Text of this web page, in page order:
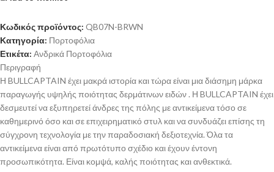
Κωδικός προϊόντος: QB07N-BRWN
Κατηγορία: Πορτοφόλια
Ετικέτα: Ανδρικά Πορτοφόλια
Περιγραφή
Η BULLCAPTAIN έχει μακρά ιστορία και τώρα είναι μια διάσημη μάρκα
παραγωγής υψηλής ποιότητας δερμάτινων ειδών . Η BULLCAPTAIN έχει
δεσμευτεί να εξυπηρετεί άνδρες της πόλης με αντικείμενα τόσο σε
καθημερινό όσο και σε επιχειρηματικό στυλ και να συνδυάζει επίσης τη
σύγχρονη τεχνολογία με την παραδοσιακή δεξιοτεχνία. Όλα τα
αντικείμενα είναι από πρωτότυπο σχέδιο και έχουν έντονη
προσωπικότητα. Είναι κομψά, καλής ποιότητας και ανθεκτικά.